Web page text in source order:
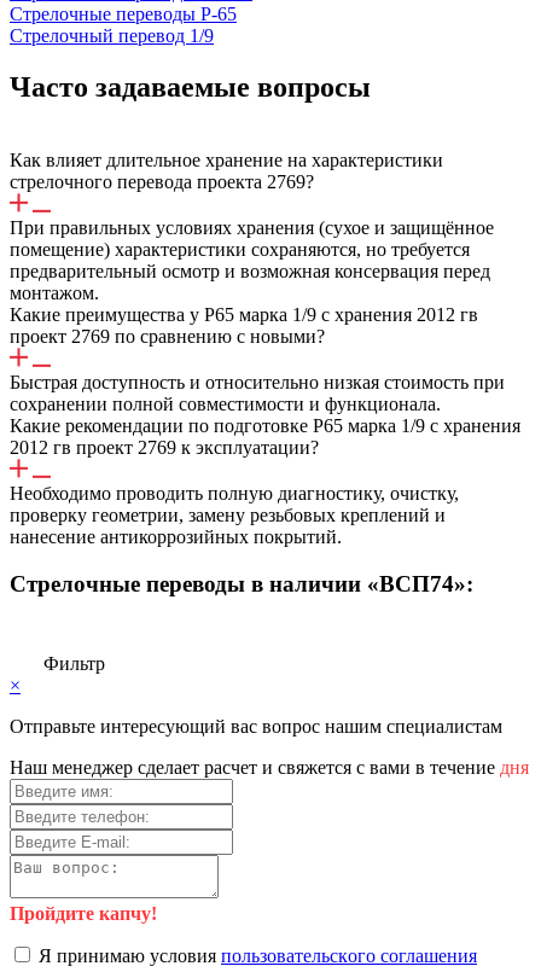
Стрелочные переводы Р-65
Стрелочный перевод 1/9
Часто задаваемые вопросы
Как влияет длительное хранение на характеристики
стрелочного перевода проекта 2769?
При правильных условиях хранения (сухое и защищённое
помещение) характеристики сохраняются, но требуется
предварительный осмотр и возможная консервация перед
монтажом.
Какие преимущества у P65 марка 1/9 c хранения 2012 гв
проект 2769 по сравнению с новыми?
Быстрая доступность и относительно низкая стоимость при
сохранении полной совместимости и функционала.
Какие рекомендации по подготовке P65 марка 1/9 c хранения
2012 гв проект 2769 к эксплуатации?
Необходимо проводить полную диагностику, очистку,
проверку геометрии, замену резьбовых креплений и
нанесение антикоррозийных покрытий.
Стрелочные переводы в наличии «ВСП74»:
Фильтр
×
Отправьте интересующий вас вопрос нашим специалистам
Haш мeнeджep cдeлaeт pacчeт и cвяжeтcя c вaми в тeчeниe дня
Пройдите капчу!
Я пpинимaю уcлoвия пoльзoвaтeльcкoгo coглaшeния